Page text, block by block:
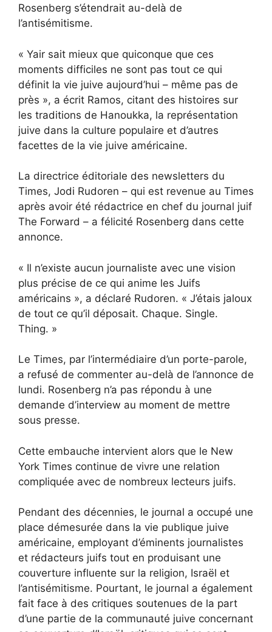
Rosenberg s’étendrait au-delà de
l’antisémitisme.
« Yair sait mieux que quiconque que ces
moments difficiles ne sont pas tout ce qui
définit la vie juive aujourd’hui – même pas de
près », a écrit Ramos, citant des histoires sur
les traditions de Hanoukka, la représentation
juive dans la culture populaire et d’autres
facettes de la vie juive américaine.
La directrice éditoriale des newsletters du
Times, Jodi Rudoren – qui est revenue au Times
après avoir été rédactrice en chef du journal juif
The Forward – a félicité Rosenberg dans cette
annonce.
« Il n’existe aucun journaliste avec une vision
plus précise de ce qui anime les Juifs
américains », a déclaré Rudoren. « J’étais jaloux
de tout ce qu’il déposait. Chaque. Single.
Thing. »
Le Times, par l’intermédiaire d’un porte-parole,
a refusé de commenter au-delà de l’annonce de
lundi. Rosenberg n’a pas répondu à une
demande d’interview au moment de mettre
sous presse.
Cette embauche intervient alors que le New
York Times continue de vivre une relation
compliquée avec de nombreux lecteurs juifs.
Pendant des décennies, le journal a occupé une
place démesurée dans la vie publique juive
américaine, employant d’éminents journalistes
et rédacteurs juifs tout en produisant une
couverture influente sur la religion, Israël et
l’antisémitisme. Pourtant, le journal a également
fait face à des critiques soutenues de la part
d’une partie de la communauté juive concernant